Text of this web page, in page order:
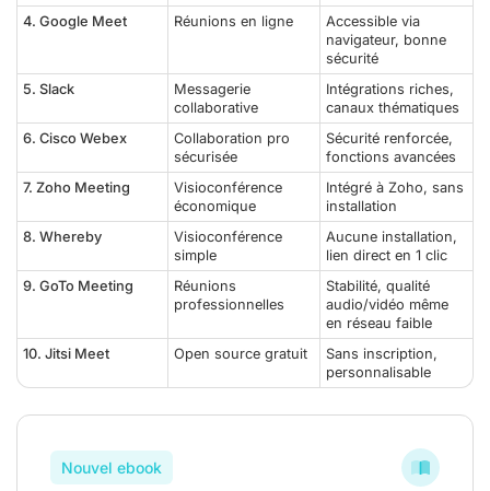
4. Google Meet
Réunions en ligne
Accessible via
navigateur, bonne
sécurité
5. Slack
Messagerie
collaborative
Intégrations riches,
canaux thématiques
6. Cisco Webex
Collaboration pro
sécurisée
Sécurité renforcée,
fonctions avancées
7. Zoho Meeting
Visioconférence
économique
Intégré à Zoho, sans
installation
8. Whereby
Visioconférence
simple
Aucune installation,
lien direct en 1 clic
9. GoTo Meeting
Réunions
professionnelles
Stabilité, qualité
audio/vidéo même
en réseau faible
10. Jitsi Meet
Open source gratuit
Sans inscription,
personnalisable
Nouvel ebook